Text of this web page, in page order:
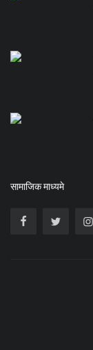
सामाजिक माध्यमे